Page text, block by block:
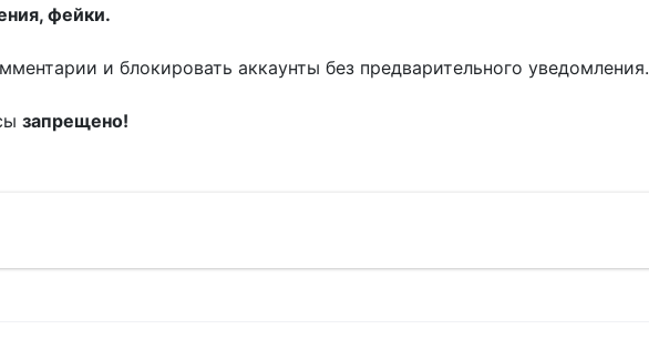
фейки.
и блокировать аккаунты без предварительного уведомления.
запрещено!